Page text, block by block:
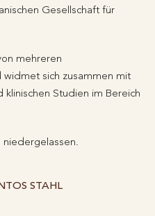
Gesellschaft für
mehreren
widmet sich zusammen mit
Studien im Bereich
niedergelassen.
STAHL